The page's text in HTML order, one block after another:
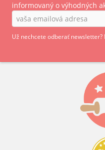
informovaný o výhodných
Už nechcete odberať newsletter?